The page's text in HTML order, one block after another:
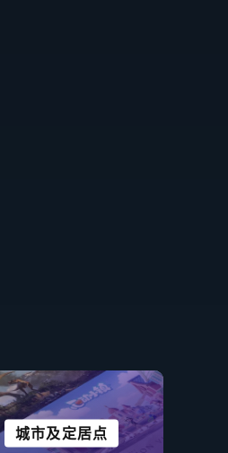
城市及定居点
冒险
免费开玩
策略